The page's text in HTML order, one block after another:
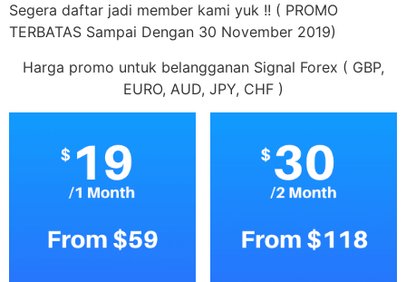
Segera daftar jadi member kami yuk !! ( PROMO
TERBATAS Sampai Dengan 30 November 2019)
Harga promo untuk belangganan Signal Forex ( GBP,
EURO, AUD, JPY, CHF )